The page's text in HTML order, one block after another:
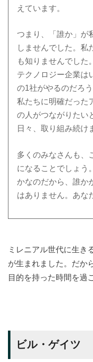
えています。
つまり、「誰か」が
しませんでした。私
も知りませんでした
テクノロジー企業は
の1社がやるのだろ
私たちに明確だった
の人がつながりたい
日々、取り組み続け
多くのみなさんも、
になることでしょう
かなのだから、誰か
はありません。あな
ミレニアル世代に生き
が生まれました。だか
目的を持った時間を過
ビル・ゲイツ